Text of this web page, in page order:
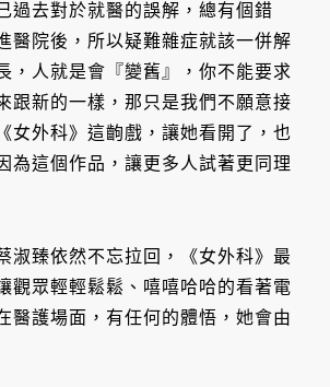
過去對於就醫的誤解，總有個錯
醫院後，所以疑難雜症就該一併解
，人就是會『變舊』，你不能要求
跟新的一樣，那只是我們不願意接
女外科》這齣戲，讓她看開了，也
為這個作品，讓更多人試著更同理
淑臻依然不忘拉回，《女外科》最
觀眾輕輕鬆鬆、嘻嘻哈哈的看著電
醫護場面，有任何的體悟，她會由